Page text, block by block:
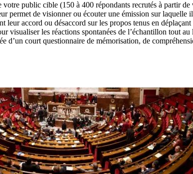
public cible (150 à 400 répondants recrutés à partir
permet de visionner ou écouter une émission sur laquelle
leur accord ou désaccord sur les propos tenus en
visualiser les réactions spontanées de l’échantillon tout
d’un court questionnaire de mémorisation, de